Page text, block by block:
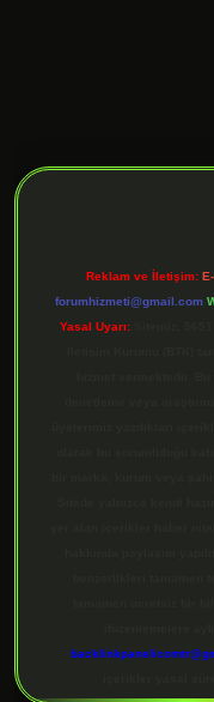
Reklam ve İletişim:
forumhizmeti@gmail.com
Yasal Uyarı: